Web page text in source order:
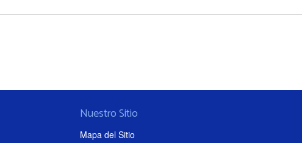
Nuestro Sitio
Mapa del Sitio